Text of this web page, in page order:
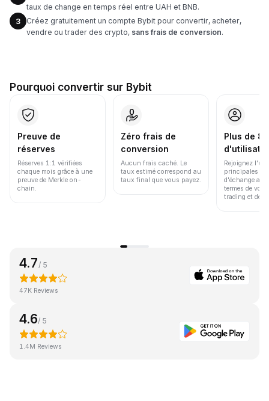
taux de change en temps réel entre UAH et BNB.
3
Créez gratuitement un compte Bybit pour convertir, acheter,
vendre ou trader des crypto, sans frais de conversion.
Pourquoi convertir sur Bybit
Preuve de
réserves
Réserves 1:1 vérifiées
chaque mois grâce à une
preuve de Merkle on-
chain.
Zéro frais de
conversion
Aucun frais caché. Le
taux estimé correspond au
taux final que vous payez.
Plus de
Rejoignez
principales
d'échange au
termes de
trading et de
4.7 / 5
47K Reviews
4.6/ 5
1.4M Reviews